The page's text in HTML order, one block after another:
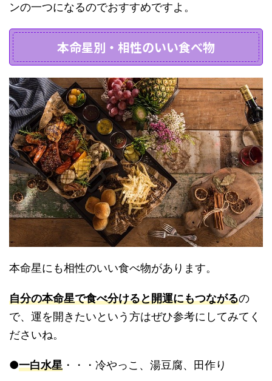
ンの一つになるのでおすすめですよ。
本命星別・相性のいい食べ物
本命星にも相性のいい食べ物があります。
自分の本命星で食べ分けると開運にもつながるの
で、運を開きたいという方はぜひ参考にしてみてく
ださいね。
●一白水星 ・・・冷やっこ、湯豆腐、田作り